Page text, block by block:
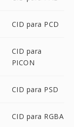
CID para PCD
CID para
PICON
CID para PSD
CID para RGBA